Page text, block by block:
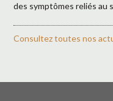
des symptômes reliés au
Consultez toutes nos